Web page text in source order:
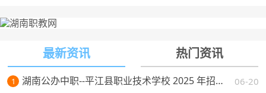
最新资讯 热门资讯
1 06-20
湖南公办中职--平江县职业技术学校 2025 年招生简章